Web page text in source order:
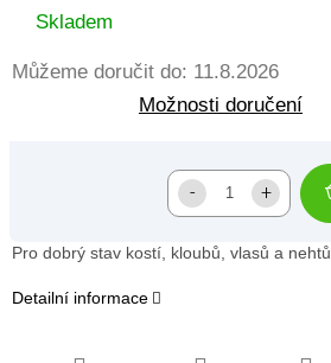
MěrnáSkladem
Můžeme doručit do: 11.8.2026
Možnosti doručení
Pro dobrý stav kostí, kloubů, vlasů a nehtů.
Detailní informace